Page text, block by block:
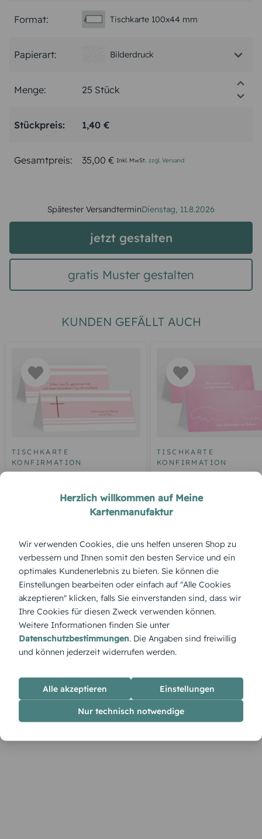
Format: Tischkarte 100x44 mm
Papierart: Bilderdruck
Menge:
Stückpreis: 1,40 €
Gesamtpreis: 35,00 € Inkl. MwSt. zzgl. Versand
Spätester VersandterminDienstag, 11.8.2026
jetzt gestalten
gratis Muster gestalten
KUNDEN GEFÄLLT AUCH
TISCHKARTE
KONFIRMATION
TISCHKARTE
KONFIRMATION
Tischkarte
Angel Wings
ÜBERBLICK:
Produktbeschreibung
Die Tischkarte „Floral“ verleiht der Festtafel einen
romantisch-blumigen Charme. Ergänze im Designer Namen
und Details passend zu deiner Dekoration.
Herzlich willkommen auf Meine
Kartenmanufaktur
Wir verwenden Cookies, die uns helfen unseren Shop zu
verbessern und Ihnen somit den besten Service und ein
optimales Kundenerlebnis zu bieten. Sie können die
Einstellungen bearbeiten oder einfach auf "Alle Cookies
akzeptieren" klicken, falls Sie einverstanden sind, dass wir
Ihre Cookies für diesen Zweck verwenden können.
Weitere Informationen finden Sie unter
Datenschutzbestimmungen. Die Angaben sind freiwillig
und können jederzeit widerrufen werden.
Alle akzeptieren Einstellungen
Nur technisch notwendige